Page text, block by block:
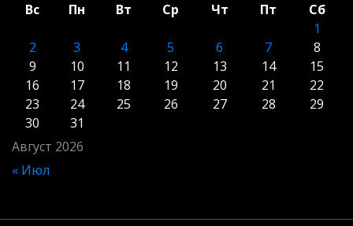
Август 2026
Вс Пн Вт Ср Чт Пт
Сб
1
2
3 4 5 6 7
8
9
10 11 12 13 14
15
16
17 18 19 20 21
22
23
24 25 26 27 28
29
30
31
« Июл